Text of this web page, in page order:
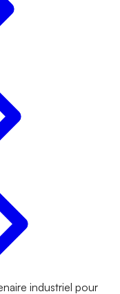
industriel pour